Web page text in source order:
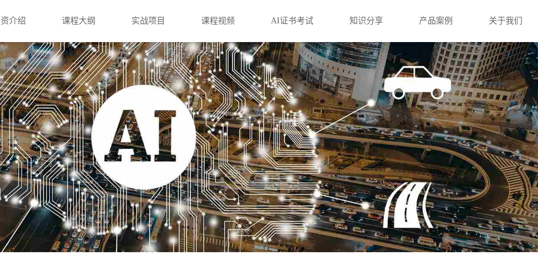
介绍 课程大纲 实战项目 课程视频 AI证书考试 知识分享 产品案例 关于我们